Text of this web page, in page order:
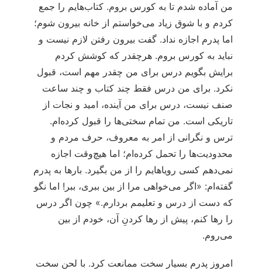
من آماده شدم تا به کورس بروم. کتاب‌هایم را جمع
کردم و با شوق زیاد می‌خواستم از خانه بیرون شوم؛
اما پدرم اجازه نداد. گفت بیرون رفتن لازم نیست و
نباید به کورس بروم. هرچقدر که کوشش کردم
برایش بگویم درس برای من چقدر مهم است، قبول
نکرد. برای من درس فقط چند کتاب و چند ساعت
صنف نیست، درس برای من آینده، امید و نجات از
تاریکی است. من تمام سختی‌ها را قبول کرده‌ام.
ترس و نگرانی از امر به معروف، حرف مردم و
محدودیت‌ها را تحمل کرده‌ام؛ اما هیچ‌وقت اجازه
نمی‌دهم کسی رویاهایم را از من بگیرد. بارها به پدرم
گفته‌ام: «اگر می‌خواهی مرا از بین ببری، ببر! اما نگو
که دست از درس و تعلیمم بردارم.» چون اگر درس
را رها کنم، پیش از رها کردنِ آن، خودم از بین
می‌روم.
امروز پدرم بسیار سخت ممانعت کرد. با لحن سخت